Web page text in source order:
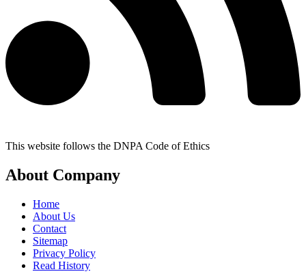
This website follows the DNPA Code of Ethics
About Company
Home
About Us
Contact
Sitemap
Privacy Policy
Read History